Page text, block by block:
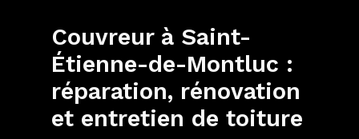
Couvreur à Saint-
Étienne-de-Montluc :
réparation, rénovation
et entretien de toiture